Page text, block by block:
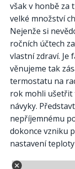
však v honbě za
velké množství
Nejenže si
ročních účtech
vlastní zdraví. Je
věnujeme tak
termostatu na
rok mohli ušetřit
návyky.
nepříjemnému
dokonce vzniku
nastavení